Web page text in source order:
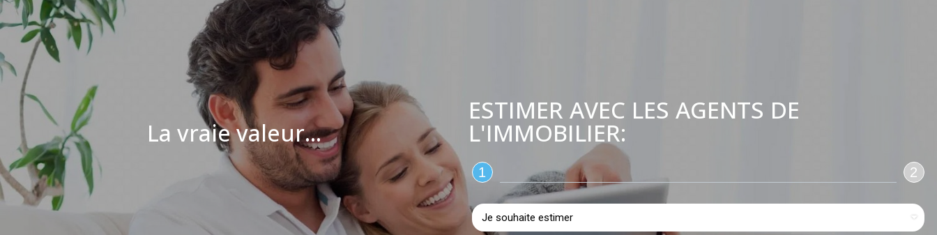
La vraie valeur...
ESTIMER AVEC LES AGENTS DE
L'IMMOBILIER:
1 2